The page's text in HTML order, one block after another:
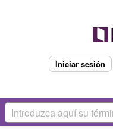
Iniciar sesión